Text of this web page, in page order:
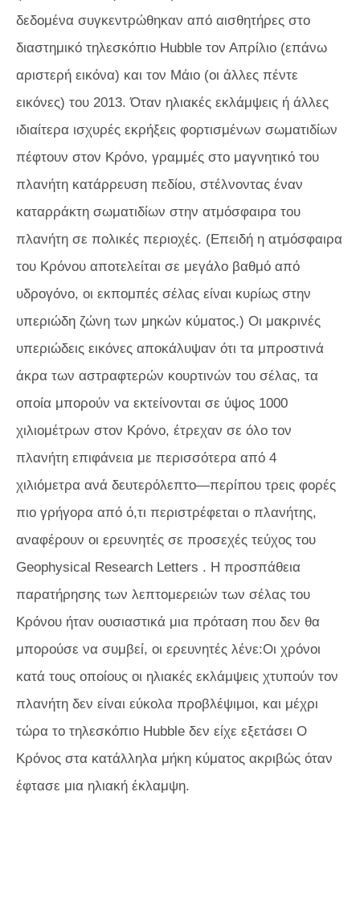
δεδομένα συγκεντρώθηκαν από αισθητήρες στο
διαστημικό τηλεσκόπιο Hubble τον Απρίλιο (επάνω
αριστερή εικόνα) και τον Μάιο (οι άλλες πέντε
εικόνες) του 2013. Όταν ηλιακές εκλάμψεις ή άλλες
ιδιαίτερα ισχυρές εκρήξεις φορτισμένων σωματιδίων
πέφτουν στον Κρόνο, γραμμές στο μαγνητικό του
πλανήτη κατάρρευση πεδίου, στέλνοντας έναν
καταρράκτη σωματιδίων στην ατμόσφαιρα του
πλανήτη σε πολικές περιοχές. (Επειδή η ατμόσφαιρα
του Κρόνου αποτελείται σε μεγάλο βαθμό από
υδρογόνο, οι εκπομπές σέλας είναι κυρίως στην
υπεριώδη ζώνη των μηκών κύματος.) Οι μακρινές
υπεριώδεις εικόνες αποκάλυψαν ότι τα μπροστινά
άκρα των αστραφτερών κουρτινών του σέλας, τα
οποία μπορούν να εκτείνονται σε ύψος 1000
χιλιομέτρων στον Κρόνο, έτρεχαν σε όλο τον
πλανήτη επιφάνεια με περισσότερα από 4
χιλιόμετρα ανά δευτερόλεπτο—περίπου τρεις φορές
πιο γρήγορα από ό,τι περιστρέφεται ο πλανήτης,
αναφέρουν οι ερευνητές σε προσεχές τεύχος του
Geophysical Research Letters . Η προσπάθεια
παρατήρησης των λεπτομερειών των σέλας του
Κρόνου ήταν ουσιαστικά μια πρόταση που δεν θα
μπορούσε να συμβεί, οι ερευνητές λένε:Οι χρόνοι
κατά τους οποίους οι ηλιακές εκλάμψεις χτυπούν τον
πλανήτη δεν είναι εύκολα προβλέψιμοι, και μέχρι
τώρα το τηλεσκόπιο Hubble δεν είχε εξετάσει Ο
Κρόνος στα κατάλληλα μήκη κύματος ακριβώς όταν
έφτασε μια ηλιακή έκλαμψη.